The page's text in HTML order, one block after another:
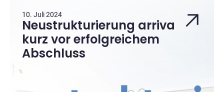
10. Juli 2024
Neustrukturierung arriva
kurz vor erfolgreichem
Abschluss